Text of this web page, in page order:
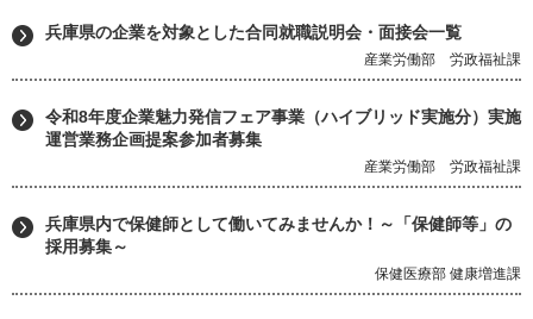
兵庫県の企業を対象とした合同就職説明会・面接会一覧
産業労働部 労政福祉課
令和8年度企業魅力発信フェア事業（ハイブリッド実施分）実施
運営業務企画提案参加者募集
産業労働部 労政福祉課
兵庫県内で保健師として働いてみませんか！～「保健師等」の
採用募集～
保健医療部 健康増進課